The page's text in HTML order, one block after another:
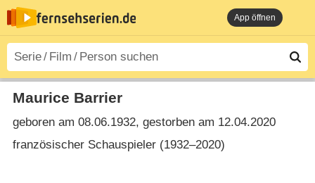
App öffnen
Maurice Barrier
geboren am 08.06.1932, gestorben am 12.04.2020
französischer Schauspieler (1932⁠–⁠2020)